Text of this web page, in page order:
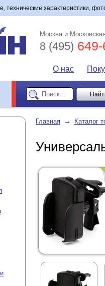
технические характеристики,
Москва и
8 (495)
О нас
Главная → Каталог